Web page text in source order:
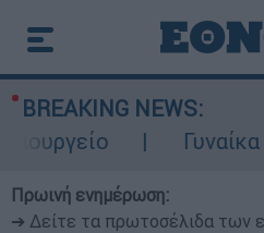
BREAKING NEWS:
Γυναίκα
Πρωινή ενημέρωση:
➔ Δείτε τα πρωτοσέλιδα των